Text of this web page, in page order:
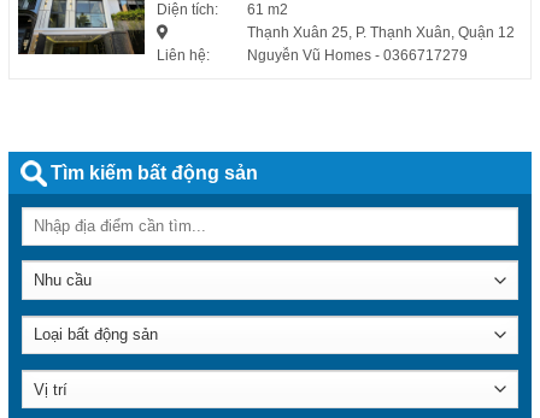
Diện tích:
61 m2
Thạnh Xuân 25, P. Thạnh Xuân, Quận 12
Liên hệ:
Nguyễn Vũ Homes - 0366717279
Tìm kiếm bất động sản